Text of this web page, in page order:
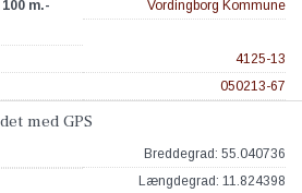
m.-
Vordingborg Kommune
4125-13
050213-67
med GPS
Breddegrad: 55.040736
Længdegrad: 11.824398